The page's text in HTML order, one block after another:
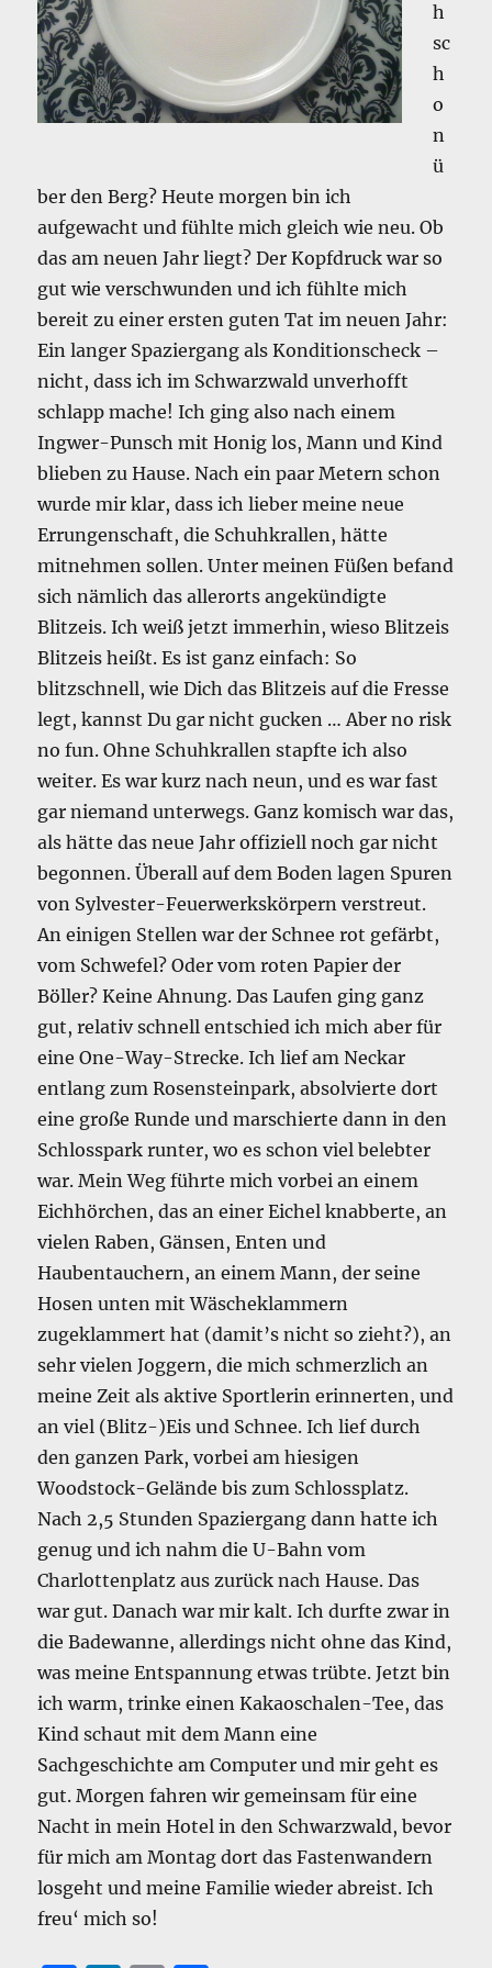
h
sc
h
o
n
ü
ber den Berg? Heute morgen bin ich
aufgewacht und fühlte mich gleich wie neu. Ob
das am neuen Jahr liegt? Der Kopfdruck war so
gut wie verschwunden und ich fühlte mich
bereit zu einer ersten guten Tat im neuen Jahr:
Ein langer Spaziergang als Konditionscheck –
nicht, dass ich im Schwarzwald unverhofft
schlapp mache! Ich ging also nach einem
Ingwer-Punsch mit Honig los, Mann und Kind
blieben zu Hause. Nach ein paar Metern schon
wurde mir klar, dass ich lieber meine neue
Errungenschaft, die Schuhkrallen, hätte
mitnehmen sollen. Unter meinen Füßen befand
sich nämlich das allerorts angekündigte
Blitzeis. Ich weiß jetzt immerhin, wieso Blitzeis
Blitzeis heißt. Es ist ganz einfach: So
blitzschnell, wie Dich das Blitzeis auf die Fresse
legt, kannst Du gar nicht gucken … Aber no risk
no fun. Ohne Schuhkrallen stapfte ich also
weiter. Es war kurz nach neun, und es war fast
gar niemand unterwegs. Ganz komisch war das,
als hätte das neue Jahr offiziell noch gar nicht
begonnen. Überall auf dem Boden lagen Spuren
von Sylvester-Feuerwerkskörpern verstreut.
An einigen Stellen war der Schnee rot gefärbt,
vom Schwefel? Oder vom roten Papier der
Böller? Keine Ahnung. Das Laufen ging ganz
gut, relativ schnell entschied ich mich aber für
eine One-Way-Strecke. Ich lief am Neckar
entlang zum Rosensteinpark, absolvierte dort
eine große Runde und marschierte dann in den
Schlosspark runter, wo es schon viel belebter
war. Mein Weg führte mich vorbei an einem
Eichhörchen, das an einer Eichel knabberte, an
vielen Raben, Gänsen, Enten und
Haubentauchern, an einem Mann, der seine
Hosen unten mit Wäscheklammern
zugeklammert hat (damit’s nicht so zieht?), an
sehr vielen Joggern, die mich schmerzlich an
meine Zeit als aktive Sportlerin erinnerten, und
an viel (Blitz-)Eis und Schnee. Ich lief durch
den ganzen Park, vorbei am hiesigen
Woodstock-Gelände bis zum Schlossplatz.
Nach 2,5 Stunden Spaziergang dann hatte ich
genug und ich nahm die U-Bahn vom
Charlottenplatz aus zurück nach Hause. Das
war gut. Danach war mir kalt. Ich durfte zwar in
die Badewanne, allerdings nicht ohne das Kind,
was meine Entspannung etwas trübte. Jetzt bin
ich warm, trinke einen Kakaoschalen-Tee, das
Kind schaut mit dem Mann eine
Sachgeschichte am Computer und mir geht es
gut. Morgen fahren wir gemeinsam für eine
Nacht in mein Hotel in den Schwarzwald, bevor
für mich am Montag dort das Fastenwandern
losgeht und meine Familie wieder abreist. Ich
freu‘ mich so!